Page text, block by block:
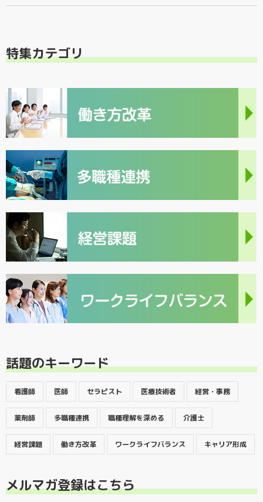
特集カテゴリ
話題のキーワード
看護師 医師 セラピスト 医療技術者 経営・事務
薬剤師 多職種連携 職種理解を深める 介護士
経営課題 働き方改革 ワークライフバランス キャリア形成
メルマガ登録はこちら